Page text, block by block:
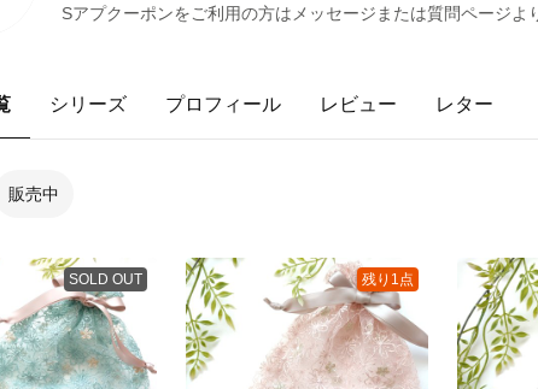
Sアプクーポンをご利用の方はメッセージまたは質問ページ
シリーズ プロフィール レビュー レター
販売中
SOLD OUT 残り1点